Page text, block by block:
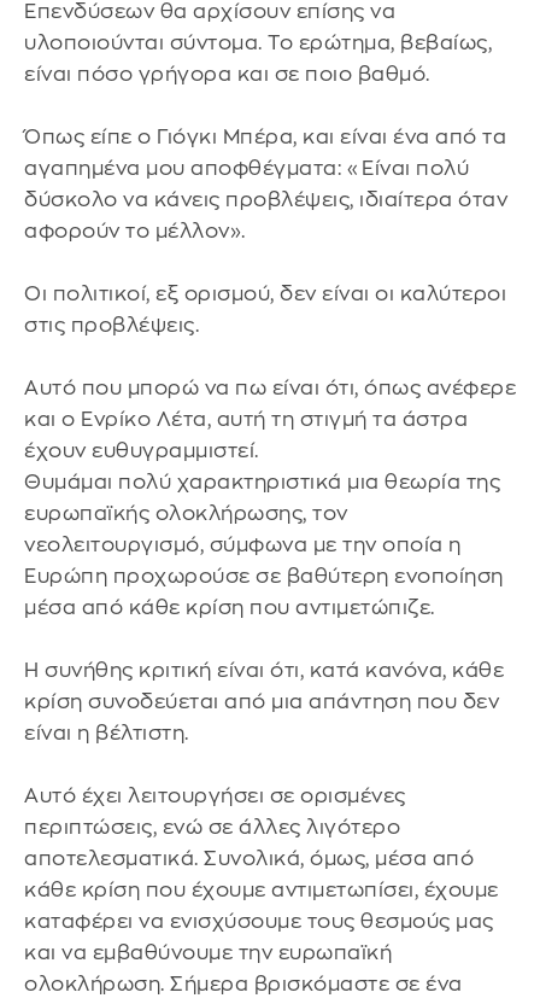
Επενδύσεων θα αρχίσουν επίσης να
υλοποιούνται σύντομα. Το ερώτημα, βεβαίως,
είναι πόσο γρήγορα και σε ποιο βαθμό.
Όπως είπε ο Γιόγκι Μπέρα, και είναι ένα από τα
αγαπημένα μου αποφθέγματα: «Είναι πολύ
δύσκολο να κάνεις προβλέψεις, ιδιαίτερα όταν
αφορούν το μέλλον».
Οι πολιτικοί, εξ ορισμού, δεν είναι οι καλύτεροι
στις προβλέψεις.
Αυτό που μπορώ να πω είναι ότι, όπως ανέφερε
και ο Ενρίκο Λέτα, αυτή τη στιγμή τα άστρα
έχουν ευθυγραμμιστεί.
Θυμάμαι πολύ χαρακτηριστικά μια θεωρία της
ευρωπαϊκής ολοκλήρωσης, τον
νεολειτουργισμό, σύμφωνα με την οποία η
Ευρώπη προχωρούσε σε βαθύτερη ενοποίηση
μέσα από κάθε κρίση που αντιμετώπιζε.
Η συνήθης κριτική είναι ότι, κατά κανόνα, κάθε
κρίση συνοδεύεται από μια απάντηση που δεν
είναι η βέλτιστη.
Αυτό έχει λειτουργήσει σε ορισμένες
περιπτώσεις, ενώ σε άλλες λιγότερο
αποτελεσματικά. Συνολικά, όμως, μέσα από
κάθε κρίση που έχουμε αντιμετωπίσει, έχουμε
καταφέρει να ενισχύσουμε τους θεσμούς μας
και να εμβαθύνουμε την ευρωπαϊκή
ολοκλήρωση. Σήμερα βρισκόμαστε σε ένα